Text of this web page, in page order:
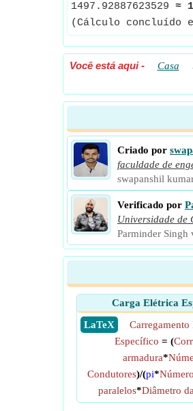
1497.92887623529 ≈
(Cálculo concluído
Você está aqui- Casa
Criado por
faculdade de
swapanshil
Verificado por
Universidade de
Parminder Singh
Carga Elétrica
​ LaTeX
Carregamento
Específico = (
armadura*
Condutores)/(pi*
paralelos*Diâmetro